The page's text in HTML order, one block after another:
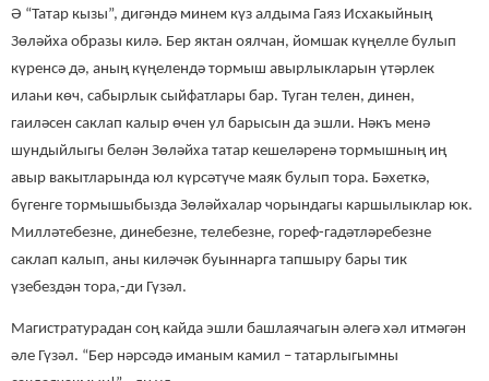
Ә “Татар кызы”, дигәндә минем күз алдыма Гаяз Исхакыйның
Зөләйха образы килә. Бер яктан оялчан, йомшак күңелле булып
күренсә дә, аның күңелендә тормыш авырлыкларын үтәрлек
илаһи көч, сабырлык сыйфатлары бар. Туган телен, динен,
гаиләсен саклап калыр өчен ул барысын да эшли. Нәкъ менә
шундыйлыгы белән Зөләйха татар кешеләренә тормышның иң
авыр вакытларында юл күрсәтүче маяк булып тора. Бәхеткә,
бүгенге тормышыбызда Зөләйхалар чорындагы каршылыклар юк.
Милләтебезне, динебезне, телебезне, гореф-гадәтләребезне
саклап калып, аны киләчәк буыннарга тапшыру бары тик
үзебездән тора,-ди Гүзәл.
Магистратурадан соң кайда эшли башлаячагын әлегә хәл итмәгән
әле Гүзәл. “Бер нәрсәдә иманым камил – татарлыгымны